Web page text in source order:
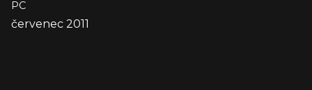
PC
červenec 2011